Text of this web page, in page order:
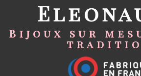
Bijoux sur